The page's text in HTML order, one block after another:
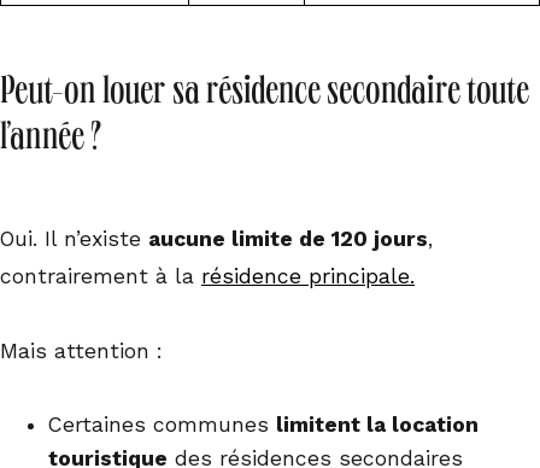
Peut-on louer sa résidence secondaire toute
l’année ?
Oui. Il n’existe aucune limite de 120 jours,
contrairement à la résidence principale.
Mais attention :
Certaines communes limitent la location
touristique des résidences secondaires